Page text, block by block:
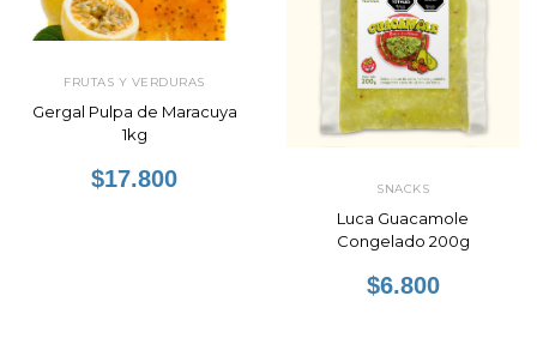
FRUTAS Y VERDURAS
Gergal Pulpa de Maracuya
1kg
$17.800 SNACKS
Luca Guacamole
Congelado 200g
$6.800